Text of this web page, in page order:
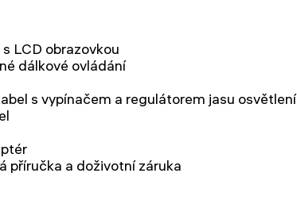
LCD obrazovkou
dálkové ovládání
s vypínačem a regulátorem jasu osvětlení
příručka a doživotní záruka